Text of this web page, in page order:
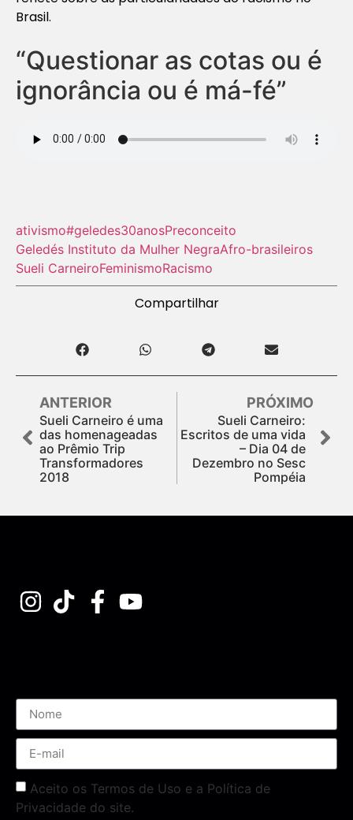
Brasil.
“Questionar as cotas ou é
ignorância ou é má-fé”
ativismo#geledes30anosPreconceito
Geledés Instituto da Mulher NegraAfro-brasileiros
Sueli CarneiroFeminismoRacismo
Compartilhar
ANTERIOR
Sueli Carneiro é uma
das homenageadas
ao Prêmio Trip
Transformadores
2018
PRÓXIMO
Sueli Carneiro:
Escritos de uma vida
– Dia 04 de
Dezembro no Sesc
Pompéia
Aceito os Termos de Uso e a Política de
Privacidade do site.